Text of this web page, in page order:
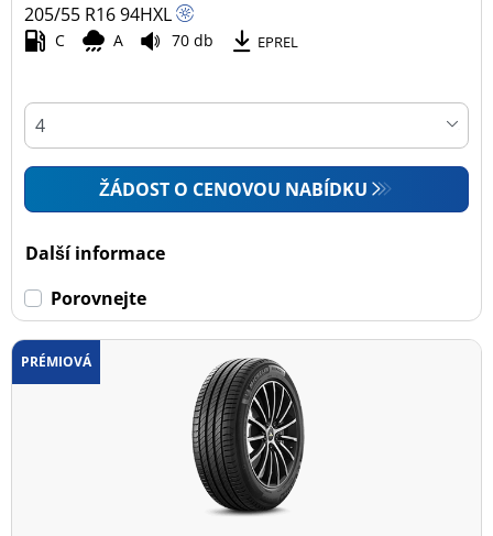
Osobní vůz (292)
4x4 (0)
Zemědělská technika (0)
Dojezdové
Dojezdové (29)
Ne dojezdové (293)
Další možnosti
205/55 R1694HXL
C A 70 db EPREL
ŽÁDOST O CENOVOU NABÍDKU
Další informace
Porovnejte
PRÉMIOVÁ